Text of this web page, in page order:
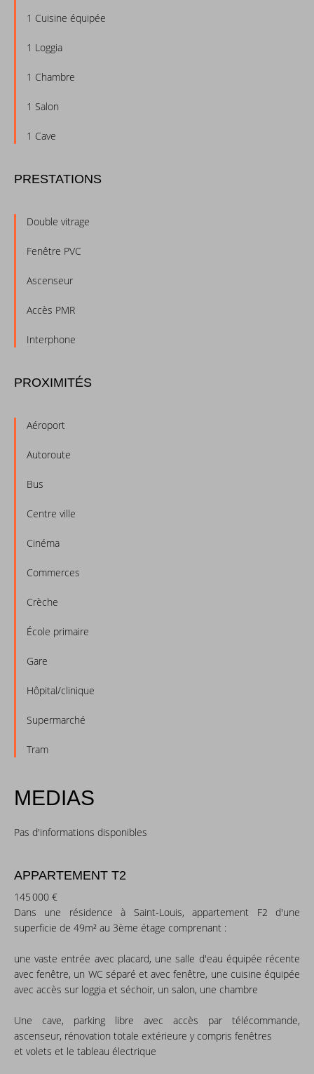
1 Cuisine équipée
1 Loggia
1 Chambre
1 Salon
1 Cave
PRESTATIONS
Double vitrage
Fenêtre PVC
Ascenseur
Accès PMR
Interphone
PROXIMITÉS
Aéroport
Autoroute
Bus
Centre ville
Cinéma
Commerces
Crèche
École primaire
Gare
Hôpital/clinique
Supermarché
Tram
MEDIAS
Pas d'informations disponibles
APPARTEMENT T2
145 000 €
Dans une résidence à Saint-Louis, appartement F2 d'une
superficie de 49m² au 3ème étage comprenant :
une vaste entrée avec placard, une salle d'eau équipée récente
avec fenêtre, un WC séparé et avec fenêtre, une cuisine équipée
avec accès sur loggia et séchoir, un salon, une chambre
Une cave, parking libre avec accès par télécommande,
ascenseur, rénovation totale extérieure y compris fenêtres
et volets et le tableau électrique